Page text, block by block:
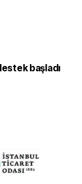
başladı